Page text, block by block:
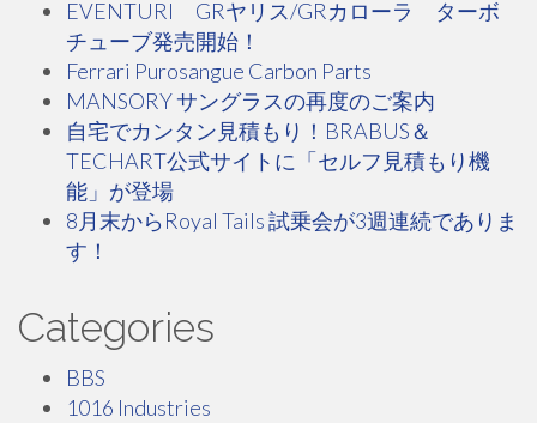
EVENTURI GRヤリス/GRカローラ ターボ
チューブ発売開始！
Ferrari Purosangue Carbon Parts
MANSORY サングラスの再度のご案内
自宅でカンタン見積もり！BRABUS＆
TECHART公式サイトに「セルフ見積もり機
能」が登場
8月末からRoyal Tails 試乗会が3週連続でありま
す！
Categories
BBS
1016 Industries